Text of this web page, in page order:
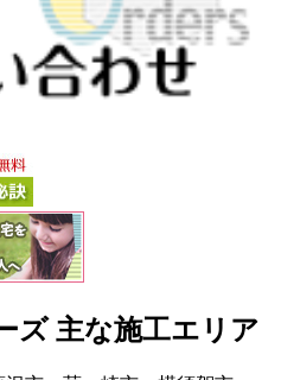
ズ 主な施工エリア